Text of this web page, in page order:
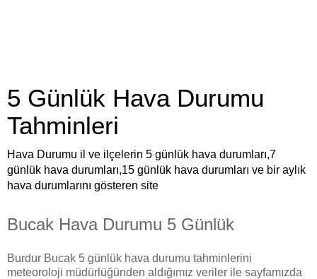
5 Günlük Hava Durumu
Tahminleri
Hava Durumu il ve ilçelerin 5 günlük hava durumları,7
günlük hava durumları,15 günlük hava durumları ve bir aylık
hava durumlarını gösteren site
Bucak Hava Durumu 5 Günlük
Burdur Bucak 5 günlük hava durumu tahminlerini
meteoroloji müdürlüğünden aldığımız veriler ile sayfamızda